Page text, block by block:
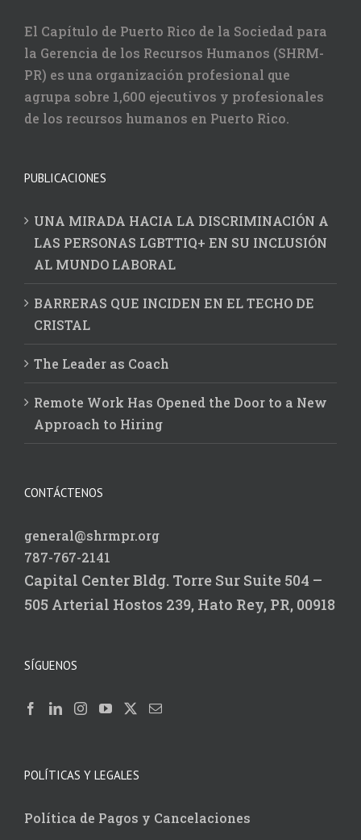
El Capítulo de Puerto Rico de la Sociedad para
la Gerencia de los Recursos Humanos (SHRM-
PR) es una organización profesional que
agrupa sobre 1,600 ejecutivos y profesionales
de los recursos humanos en Puerto Rico.
PUBLICACIONES
UNA MIRADA HACIA LA DISCRIMINACIÓN A
LAS PERSONAS LGBTTIQ+ EN SU INCLUSIÓN
AL MUNDO LABORAL
BARRERAS QUE INCIDEN EN EL TECHO DE
CRISTAL
The Leader as Coach
Remote Work Has Opened the Door to a New
Approach to Hiring
CONTÁCTENOS
general@shrmpr.org
787-767-2141
Capital Center Bldg. Torre Sur Suite 504 –
505 Arterial Hostos 239, Hato Rey, PR, 00918
SÍGUENOS
POLÍTICAS Y LEGALES
Política de Pagos y Cancelaciones